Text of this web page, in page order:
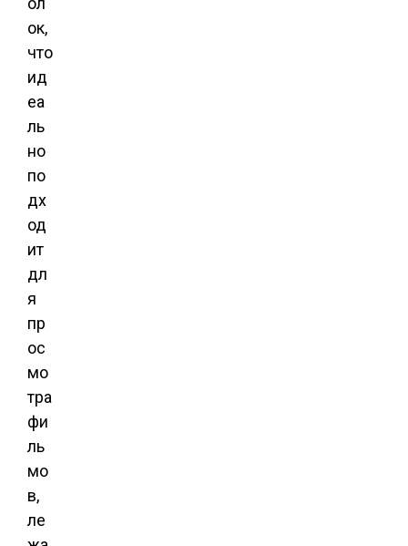
ок,
что
ид
еа
ль
но
по
дх
од
ит
дл
я
пр
ос
мо
тра
фи
ль
мо
в,
ле